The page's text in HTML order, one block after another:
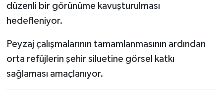
düzenli bir görünüme kavuşturulması
hedefleniyor.
Peyzaj çalışmalarının tamamlanmasının ardından
orta refüjlerin şehir siluetine görsel katkı
sağlaması amaçlanıyor.